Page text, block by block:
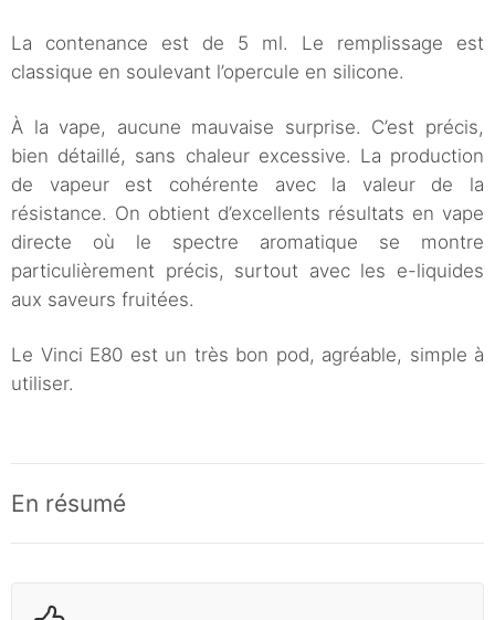
La contenance est de 5 ml. Le remplissage est
classique en soulevant l’opercule en silicone.
À la vape, aucune mauvaise surprise. C’est précis,
bien détaillé, sans chaleur excessive. La production
de vapeur est cohérente avec la valeur de la
résistance. On obtient d’excellents résultats en vape
directe où le spectre aromatique se montre
particulièrement précis, surtout avec les e-liquides
aux saveurs fruitées.
Le Vinci E80 est un très bon pod, agréable, simple à
utiliser.
En résumé